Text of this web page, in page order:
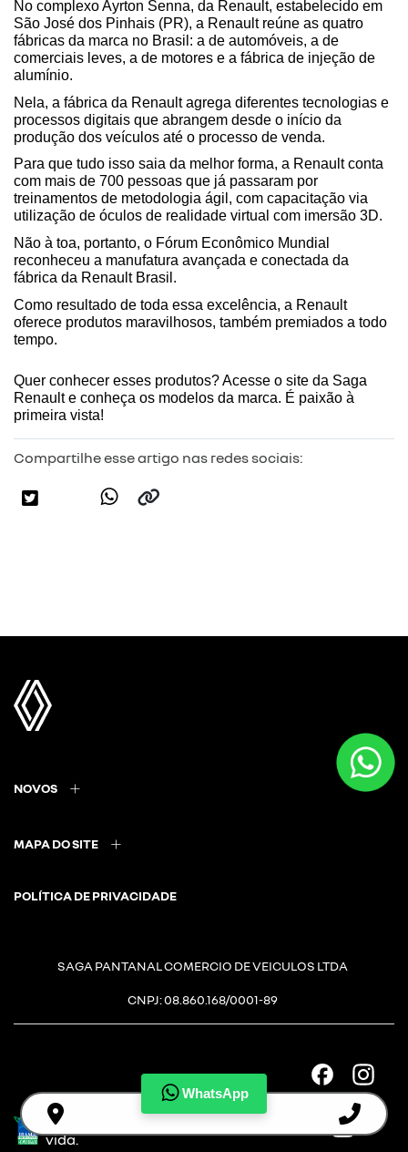
WhatsApp
No complexo Ayrton Senna, da Renault, estabelecido em
São José dos Pinhais (PR), a Renault reúne as quatro
fábricas da marca no Brasil: a de automóveis, a de
comerciais leves, a de motores e a fábrica de injeção de
alumínio.
Nela, a fábrica da Renault agrega diferentes tecnologias e
processos digitais que abrangem desde o início da
produção dos veículos até o processo de venda.
Para que tudo isso saia da melhor forma, a Renault conta
com mais de 700 pessoas que já passaram por
treinamentos de metodologia ágil, com capacitação via
utilização de óculos de realidade virtual com imersão 3D.
Não à toa, portanto, o Fórum Econômico Mundial
reconheceu a manufatura avançada e conectada da
fábrica da Renault Brasil.
Como resultado de toda essa excelência, a Renault
oferece produtos maravilhosos, também premiados a todo
tempo.
Quer conhecer esses produtos? Acesse o site da Saga
Renault e conheça os modelos da marca. É paixão à
primeira vista!
Compartilhe esse artigo nas redes sociais:
NOVOS
MAPA DO SITE
POLÍTICA DE PRIVACIDADE
SAGA PANTANAL COMERCIO DE VEICULOS LTDA
CNPJ: 08.860.168/0001-89
Desacelere. Seu bem maior é a
vida.